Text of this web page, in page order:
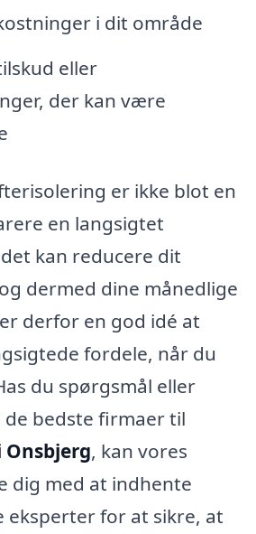
i dit område
eller
der kan være
er ikke blot en
en langsigtet
kan reducere dit
dermed dine månedlige
derfor en god idé at
fordele, når du
du spørgsmål eller
bedste firmaer til
, kan vores
dig med at indhente
eksperter for at sikre, at